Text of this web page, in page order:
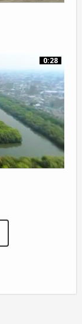
0:28